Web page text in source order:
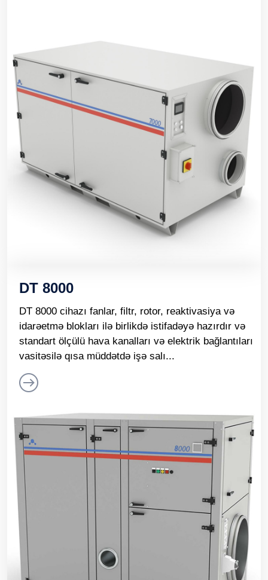
DT 8000
DT 8000 cihazı fanlar, filtr, rotor, reaktivasiya və
idarəetmə blokları ilə birlikdə istifadəyə hazırdır və
standart ölçülü hava kanalları və elektrik bağlantıları
vasitəsilə qısa müddətdə işə salı...